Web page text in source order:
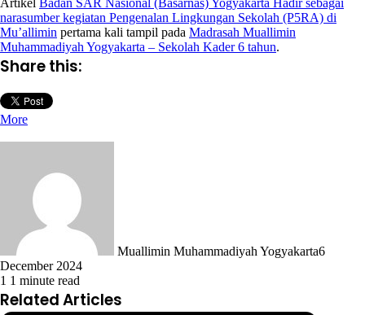
Artikel Badan SAR Nasional (Basarnas) Yogyakarta Hadir sebagai
narasumber kegiatan Pengenalan Lingkungan Sekolah (P5RA) di
Mu’allimin pertama kali tampil pada Madrasah Muallimin
Muhammadiyah Yogyakarta – Sekolah Kader 6 tahun.
Share this:
More
Muallimin Muhammadiyah Yogyakarta6
December 2024
1 1 minute read
Related Articles